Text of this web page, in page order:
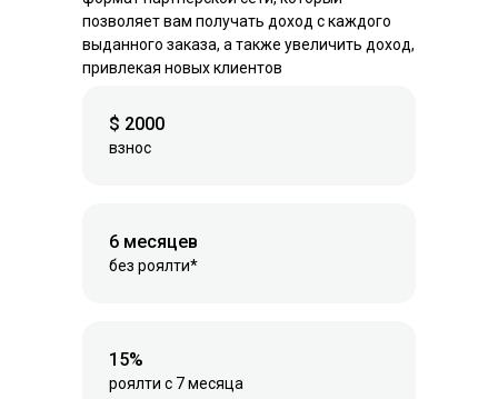
позволяет вам получать доход с каждого
выданного заказа, а также увеличить доход,
привлекая новых клиентов
$ 2000
взнос
6 месяцев
без роялти*
15%
роялти с 7 месяца